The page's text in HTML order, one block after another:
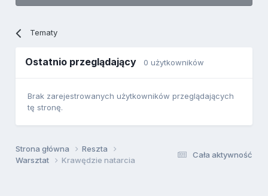
Tematy
Ostatnio przeglądający 0 użytkowników
Brak zarejestrowanych użytkowników przeglądających
tę stronę.
Cała aktywność
Strona główna
Reszta
Warsztat
Krawędzie natarcia